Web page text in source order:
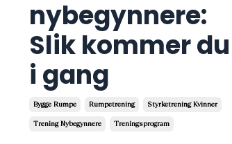
nybegynnere:
Slik kommer du
i gang
Bygge Rumpe Rumpetrening
Styrketrening Kvinner
Trening Nybegynnere
Treningsprogram